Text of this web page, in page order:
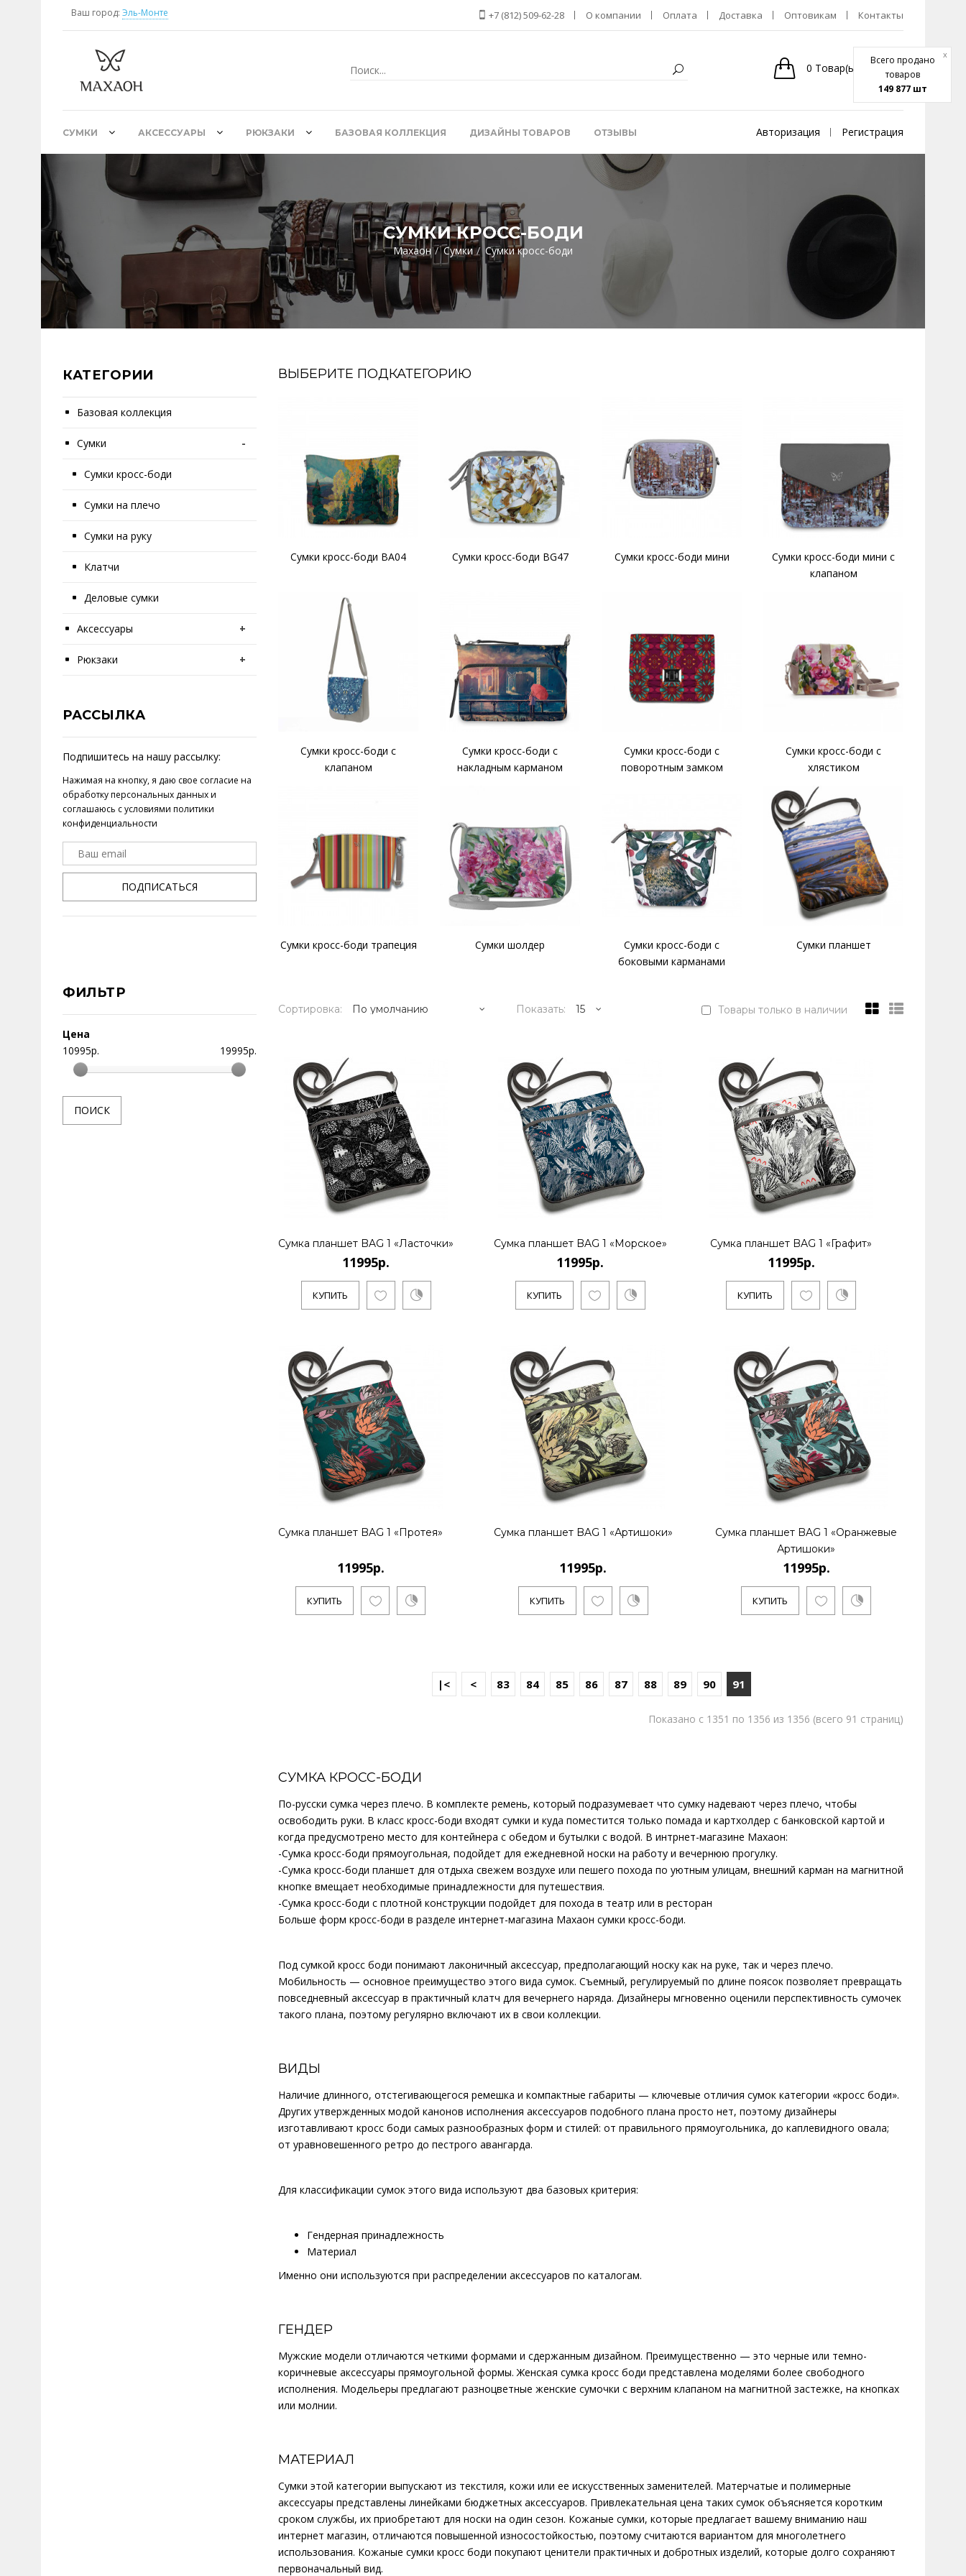
Всего продано
товаров
149 877 шт
x
Ваш город: Эль-Монте +7 (812) 509-62-28 О компании Оплата Доставка Оптовикам Контакты
0 Товар(ы) 0р.
СУМКИ АКСЕССУАРЫ РЮКЗАКИ БАЗОВАЯ КОЛЛЕКЦИЯ ДИЗАЙНЫ ТОВАРОВ ОТЗЫВЫ Авторизация Регистрация
СУМКИ КРОСС-БОДИ
Махаон Сумки Сумки кросс-боди
КАТЕГОРИИ
Базовая коллекция
Сумки -
Сумки кросс-боди
Сумки на плечо
Сумки на руку
Клатчи
Деловые сумки
Аксессуары +
Рюкзаки +
РАССЫЛКА
Подпишитесь на нашу рассылку:
Нажимая на кнопку, я даю свое согласие на
обработку персональных данныхи
соглашаюсь с условиями политики
конфиденциальности
ПОДПИСАТЬСЯ
ФИЛЬТР
Цена
10995р. 19995р.
ПОИСК
ВЫБЕРИТЕ ПОДКАТЕГОРИЮ
Сумки кросс-боди BA04 Сумки кросс-боди BG47 Сумки кросс-боди мини
Сумки кросс-боди мини с
клапаном
Сумки кросс-боди с
клапаном
Сумки кросс-боди с
накладным карманом
Сумки кросс-боди с
поворотным замком
Сумки кросс-боди с
хлястиком
Сумки кросс-боди трапеция Сумки шолдер
Сумки кросс-боди с
боковыми карманами
Сумки планшет
Товары только в наличии
Сортировка: Показать:
11995р.
КУПИТЬ
КУПИТЬ
11995р.
..
11995р.
..
КУПИТЬ
Сумка планшет BAG 1 «Ласточки»
11995р.
КУПИТЬ
Сумка планшет BAG 1 «Морское»
11995р.
КУПИТЬ
Сумка планшет BAG 1 «Графит»
11995р.
КУПИТЬ
Сумка планшет BAG 1 «Протея»
11995р.
КУПИТЬ
Сумка планшет BAG 1 «Артишоки»
11995р.
КУПИТЬ
Сумка планшет BAG 1 «Оранжевые
Артишоки»
11995р.
КУПИТЬ
|< < 83 84 85 86 87 88 89 90 91
Показано с 1351 по 1356 из 1356 (всего 91 страниц)
СУМКА КРОСС-БОДИ
По-русски сумка через плечо. В комплекте ремень, который подразумевает что сумку надевают через плечо, чтобы
освободить руки. В класс кросс-боди входят сумки и куда поместится только помада и картхолдер с банковской картой и
когда предусмотрено место для контейнера с обедом и бутылки с водой. В интрнет-магазине Махаон:
-Сумка кросс-боди прямоугольная, подойдет для ежедневной носки на работу и вечернюю прогулку.
-Сумка кросс-боди планшет для отдыха свежем воздухе или пешего похода по уютным улицам, внешний карман на магнитной
кнопке вмещает необходимые принадлежности для путешествия.
-Сумка кросс-боди с плотной конструкции подойдет для похода в театр или в ресторан
Больше форм кросс-боди в разделе интернет-магазина Махаон сумки кросс-боди.
Под сумкой кросс боди понимают лаконичный аксессуар, предполагающий носку как на руке, так и через плечо.
Мобильность — основное преимущество этого вида сумок. Съемный, регулируемый по длине поясок позволяет превращать
повседневный аксессуар в практичный клатч для вечернего наряда. Дизайнеры мгновенно оценили перспективность сумочек
такого плана, поэтому регулярно включают их в свои коллекции.
ВИДЫ
Наличие длинного, отстегивающегося ремешка и компактные габариты — ключевые отличия сумок категории «кросс боди».
Других утвержденных модой канонов исполнения аксессуаров подобного плана просто нет, поэтому дизайнеры
изготавливают кросс боди самых разнообразных форм и стилей: от правильного прямоугольника, до каплевидного овала;
от уравновешенного ретро до пестрого авангарда.
Для классификации сумок этого вида используют два базовых критерия:
Гендерная принадлежность
Материал
Именно они используются при распределении аксессуаров по каталогам.
ГЕНДЕР
Мужские модели отличаются четкими формами и сдержанным дизайном. Преимущественно — это черные или темно-
коричневые аксессуары прямоугольной формы. Женская сумка кросс боди представлена моделями более свободного
исполнения. Модельеры предлагают разноцветные женские сумочки с верхним клапаном на магнитной застежке, на кнопках
или молнии.
МАТЕРИАЛ
Сумки этой категории выпускают из текстиля, кожи или ее искусственных заменителей. Матерчатые и полимерные
аксессуары представлены линейками бюджетных аксессуаров. Привлекательная цена таких сумок объясняется коротким
сроком службы, их приобретают для носки на один сезон. Кожаные сумки, которые предлагает вашему вниманию наш
интернет магазин, отличаются повышенной износостойкостью, поэтому считаются вариантом для многолетнего
использования. Кожаные сумки кросс боди покупают ценители практичных и добротных изделий, которые долго сохраняют
первоначальный вид.